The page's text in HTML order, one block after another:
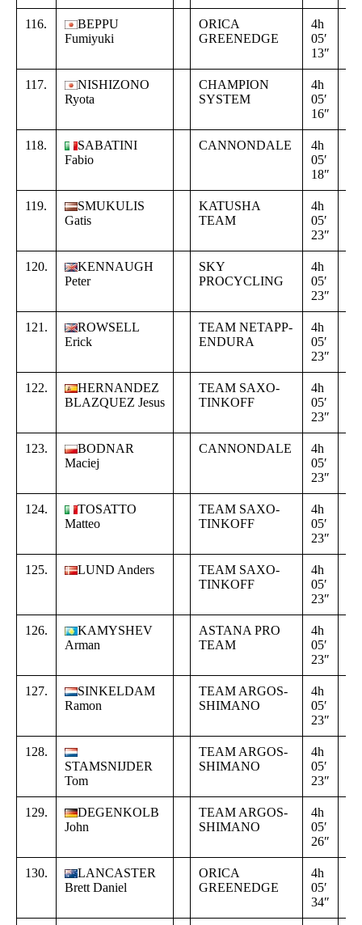
116.
BEPPU
Fumiyuki
ORICA
GREENEDGE
4h
05′
13″
117.
NISHIZONO
Ryota
CHAMPION
SYSTEM
4h
05′
16″
118.
SABATINI
Fabio
CANNONDALE
4h
05′
18″
119.
SMUKULIS
Gatis
KATUSHA
TEAM
4h
05′
23″
120.
KENNAUGH
Peter
SKY
PROCYCLING
4h
05′
23″
121.
ROWSELL
Erick
TEAM NETAPP-
ENDURA
4h
05′
23″
122.
HERNANDEZ
BLAZQUEZ Jesus
TEAM SAXO-
TINKOFF
4h
05′
23″
123.
BODNAR
Maciej
CANNONDALE
4h
05′
23″
124.
TOSATTO
Matteo
TEAM SAXO-
TINKOFF
4h
05′
23″
125. LUND Anders
TEAM SAXO-
TINKOFF
4h
05′
23″
126.
KAMYSHEV
Arman
ASTANA PRO
TEAM
4h
05′
23″
127.
SINKELDAM
Ramon
TEAM ARGOS-
SHIMANO
4h
05′
23″
128.
STAMSNIJDER
Tom
TEAM ARGOS-
SHIMANO
4h
05′
23″
129.
DEGENKOLB
John
TEAM ARGOS-
SHIMANO
4h
05′
26″
130.
LANCASTER
Brett Daniel
ORICA
GREENEDGE
4h
05′
34″